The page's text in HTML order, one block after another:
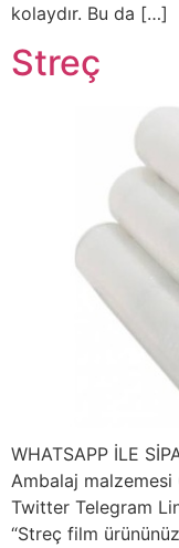
kolaydır. Bu da […]
Streç
WHATSAPP İLE
Ambalaj malzemesi
Twitter Telegram
“Streç film